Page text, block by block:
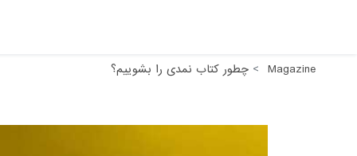
Magazine چطور کتاب نمدی را بشوییم؟